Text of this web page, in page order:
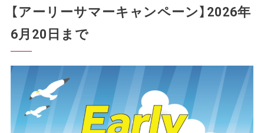
【アーリーサマーキャンペーン】2026年
6月20日まで